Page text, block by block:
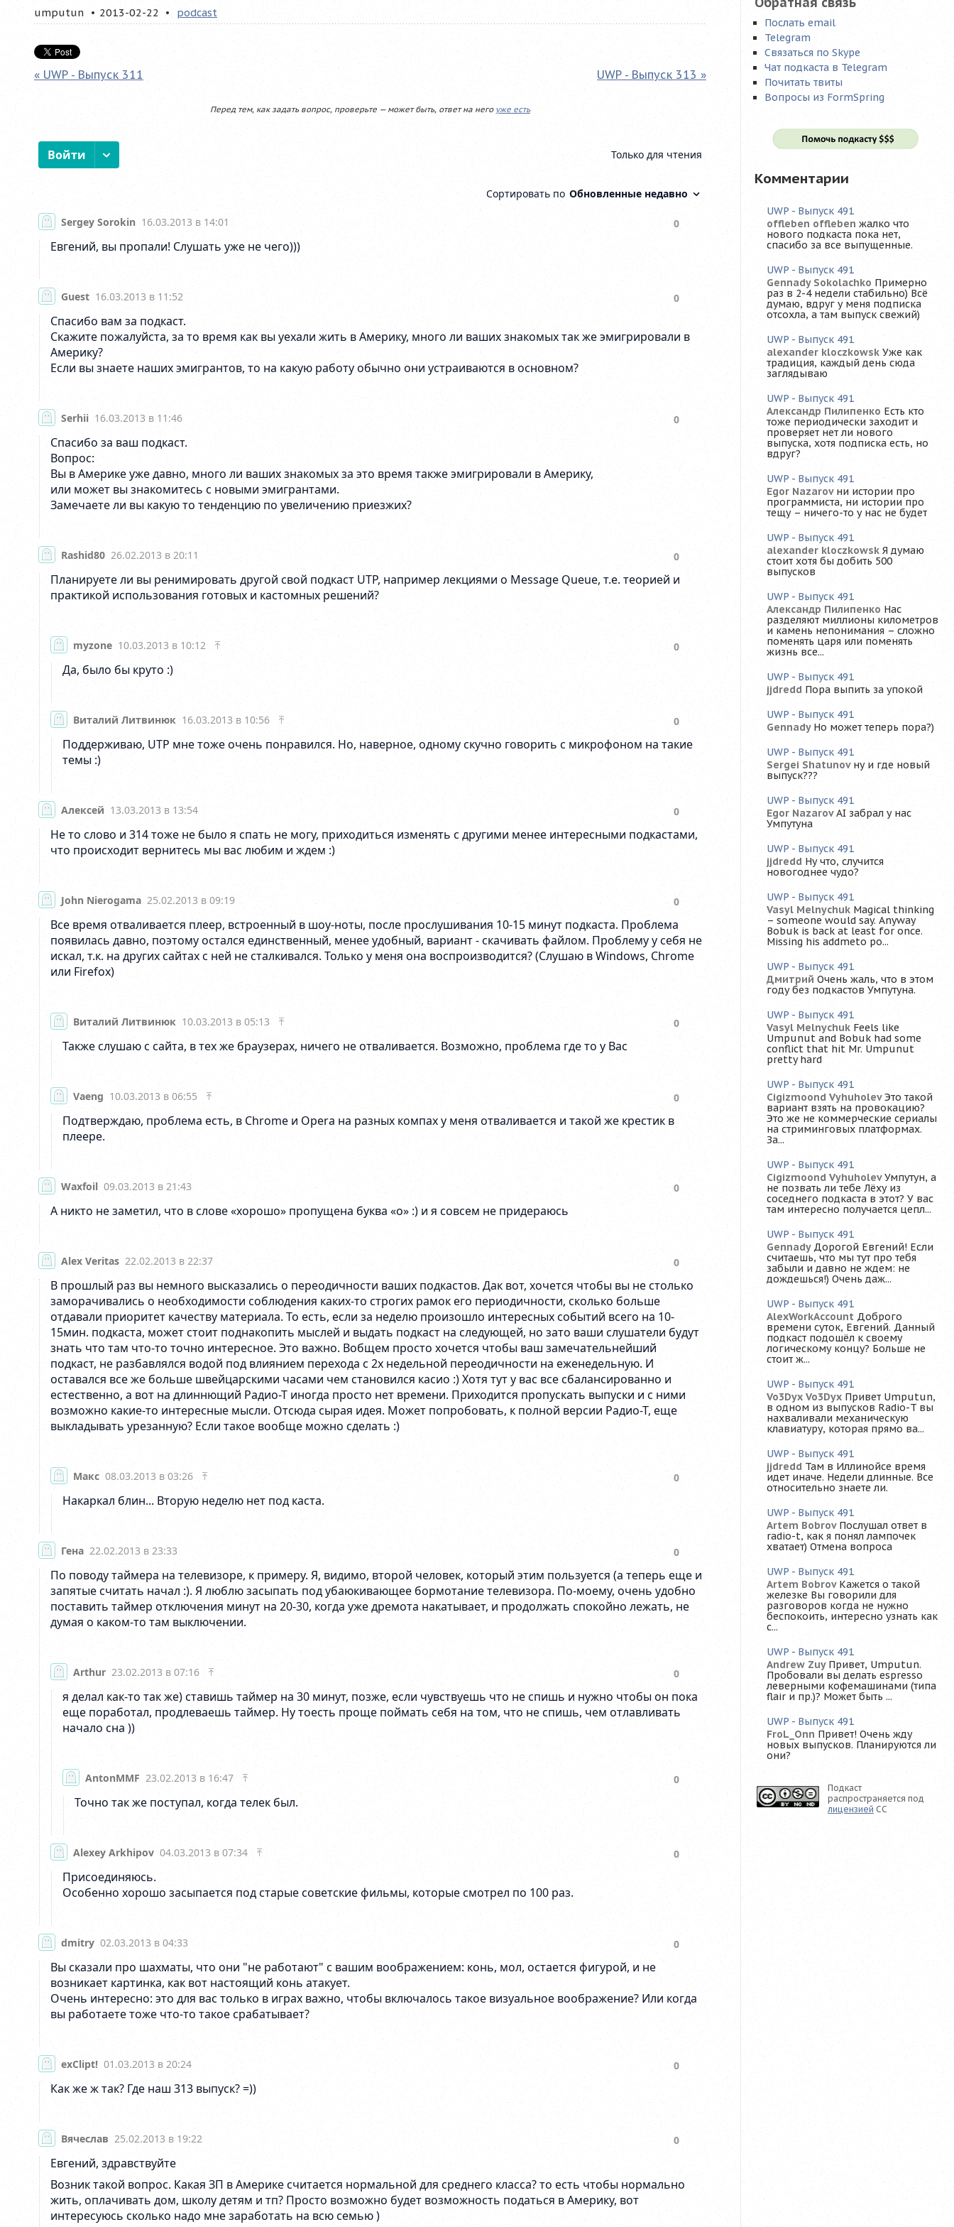
umputun 2013-02-22 podcast
« UWP - Выпуск 311 UWP - Выпуск 313 »
Перед тем, как задать вопрос, проверьте — может быть, ответ на него уже есть
Послать email
Telegram
Связаться по Skype
Чат подкаста в Telegram
Почитать твиты
Вопросы из FormSpring
Комментарии
UWP - Выпуск 491
offleben offleben жалко что
нового подкаста пока нет,
спасибо за все выпущенные.
UWP - Выпуск 491
Gennady Sokolachko Примерно
раз в 2-4 недели стабильно) Всё
думаю, вдруг у меня подписка
отсохла, а там выпуск свежий)
UWP - Выпуск 491
alexander kloczkowsk Уже как
традиция, каждый день сюда
заглядываю
UWP - Выпуск 491
Александр Пилипенко Есть кто
тоже периодически заходит и
проверяет нет ли нового
выпуска, хотя подписка есть, но
вдруг?
UWP - Выпуск 491
Egor Nazarov ни истории про
программиста, ни истории про
тещу – ничего-то у нас не будет
UWP - Выпуск 491
alexander kloczkowsk Я думаю
стоит хотя бы добить 500
выпусков
UWP - Выпуск 491
Александр Пилипенко Нас
разделяют миллионы километров
и камень непонимания – сложно
поменять царя или поменять
жизнь все...
UWP - Выпуск 491
jjdredd Пора выпить за упокой
UWP - Выпуск 491
Gennady Но может теперь пора?)
UWP - Выпуск 491
Sergei Shatunov ну и где новый
выпуск???
UWP - Выпуск 491
Egor Nazarov AI забрал у нас
Умпутуна
UWP - Выпуск 491
jjdredd Ну что, случится
новогоднее чудо?
UWP - Выпуск 491
Vasyl Melnychuk Magical thinking
– someone would say. Anyway
Bobuk is back at least for once.
Missing his addmeto po...
UWP - Выпуск 491
Дмитрий Очень жаль, что в этом
году без подкастов Умпутуна.
UWP - Выпуск 491
Vasyl Melnychuk Feels like
Umpunut and Bobuk had some
conflict that hit Mr. Umpunut
pretty hard
UWP - Выпуск 491
Cigizmoond Vyhuholev Это такой
вариант взять на провокацию?
Это же не коммерческие сериалы
на стриминговых платформах.
За...
UWP - Выпуск 491
Cigizmoond Vyhuholev Умпутун, а
не позвать ли тебе Лёху из
соседнего подкаста в этот? У вас
там интересно получается цепл...
UWP - Выпуск 491
Gennady Дорогой Евгений! Если
считаешь, что мы тут про тебя
забыли и давно не ждем: не
дождешься!) Очень даж...
UWP - Выпуск 491
AlexWorkAccount Доброго
времени суток, Евгений. Данный
подкаст подошёл к своему
логическому концу? Больше не
стоит ж...
UWP - Выпуск 491
Vo3Dyx Vo3Dyx Привет Umputun,
в одном из выпусков Radio-T вы
нахваливали механическую
клавиатуру, которая прямо ва...
UWP - Выпуск 491
jjdredd Там в Иллинойсе время
идет иначе. Недели длинные. Все
относительно знаете ли.
UWP - Выпуск 491
Artem Bobrov Послушал ответ в
radio-t, как я понял лампочек
хватает) Отмена вопроса
UWP - Выпуск 491
Artem Bobrov Кажется о такой
железке Вы говорили для
разговоров когда не нужно
беспокоить, интересно узнать как
с...
UWP - Выпуск 491
Andrew Zuy Привет, Umputun.
Пробовали вы делать espresso
леверными кофемашинами (типа
flair и пр.)? Может быть ...
UWP - Выпуск 491
FroL_Onn Привет! Очень жду
новых выпусков. Планируются ли
они?
Подкаст
распространяется под
лицензией CC